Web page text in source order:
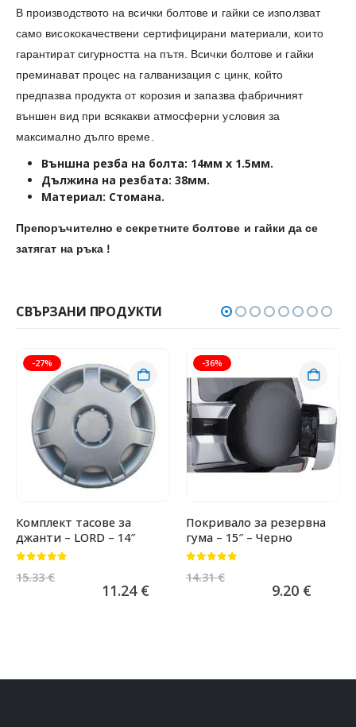
В производството на всички болтове и гайки се използват
само висококачествени сертифицирани материали, които
гарантират сигурността на пътя. Всички болтове и гайки
преминават процес на галванизация с цинк, който
предпазва продукта от корозия и запазва фабричният
външен вид при всякакви атмосферни условия за
максимално дълго време.
Външна резба на болта: 14мм х 1.5мм.
Дължина на резбата: 38мм.
Материал: Стомана.
Препоръчително е секретните болтове и гайки да се
затягат на ръка !
СВЪРЗАНИ ПРОДУКТИ
-27%
Комплект тасове за
джанти – LORD – 14″
15.33€
11.24 €
-36%
Покривало за резервна
гума – 15″ – Черно
14.31€
9.20 €